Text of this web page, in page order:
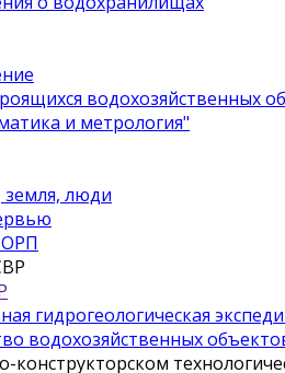
водохозяйственных
и метрология"
земля, люди
гидрогеологическая
водохозяйственных